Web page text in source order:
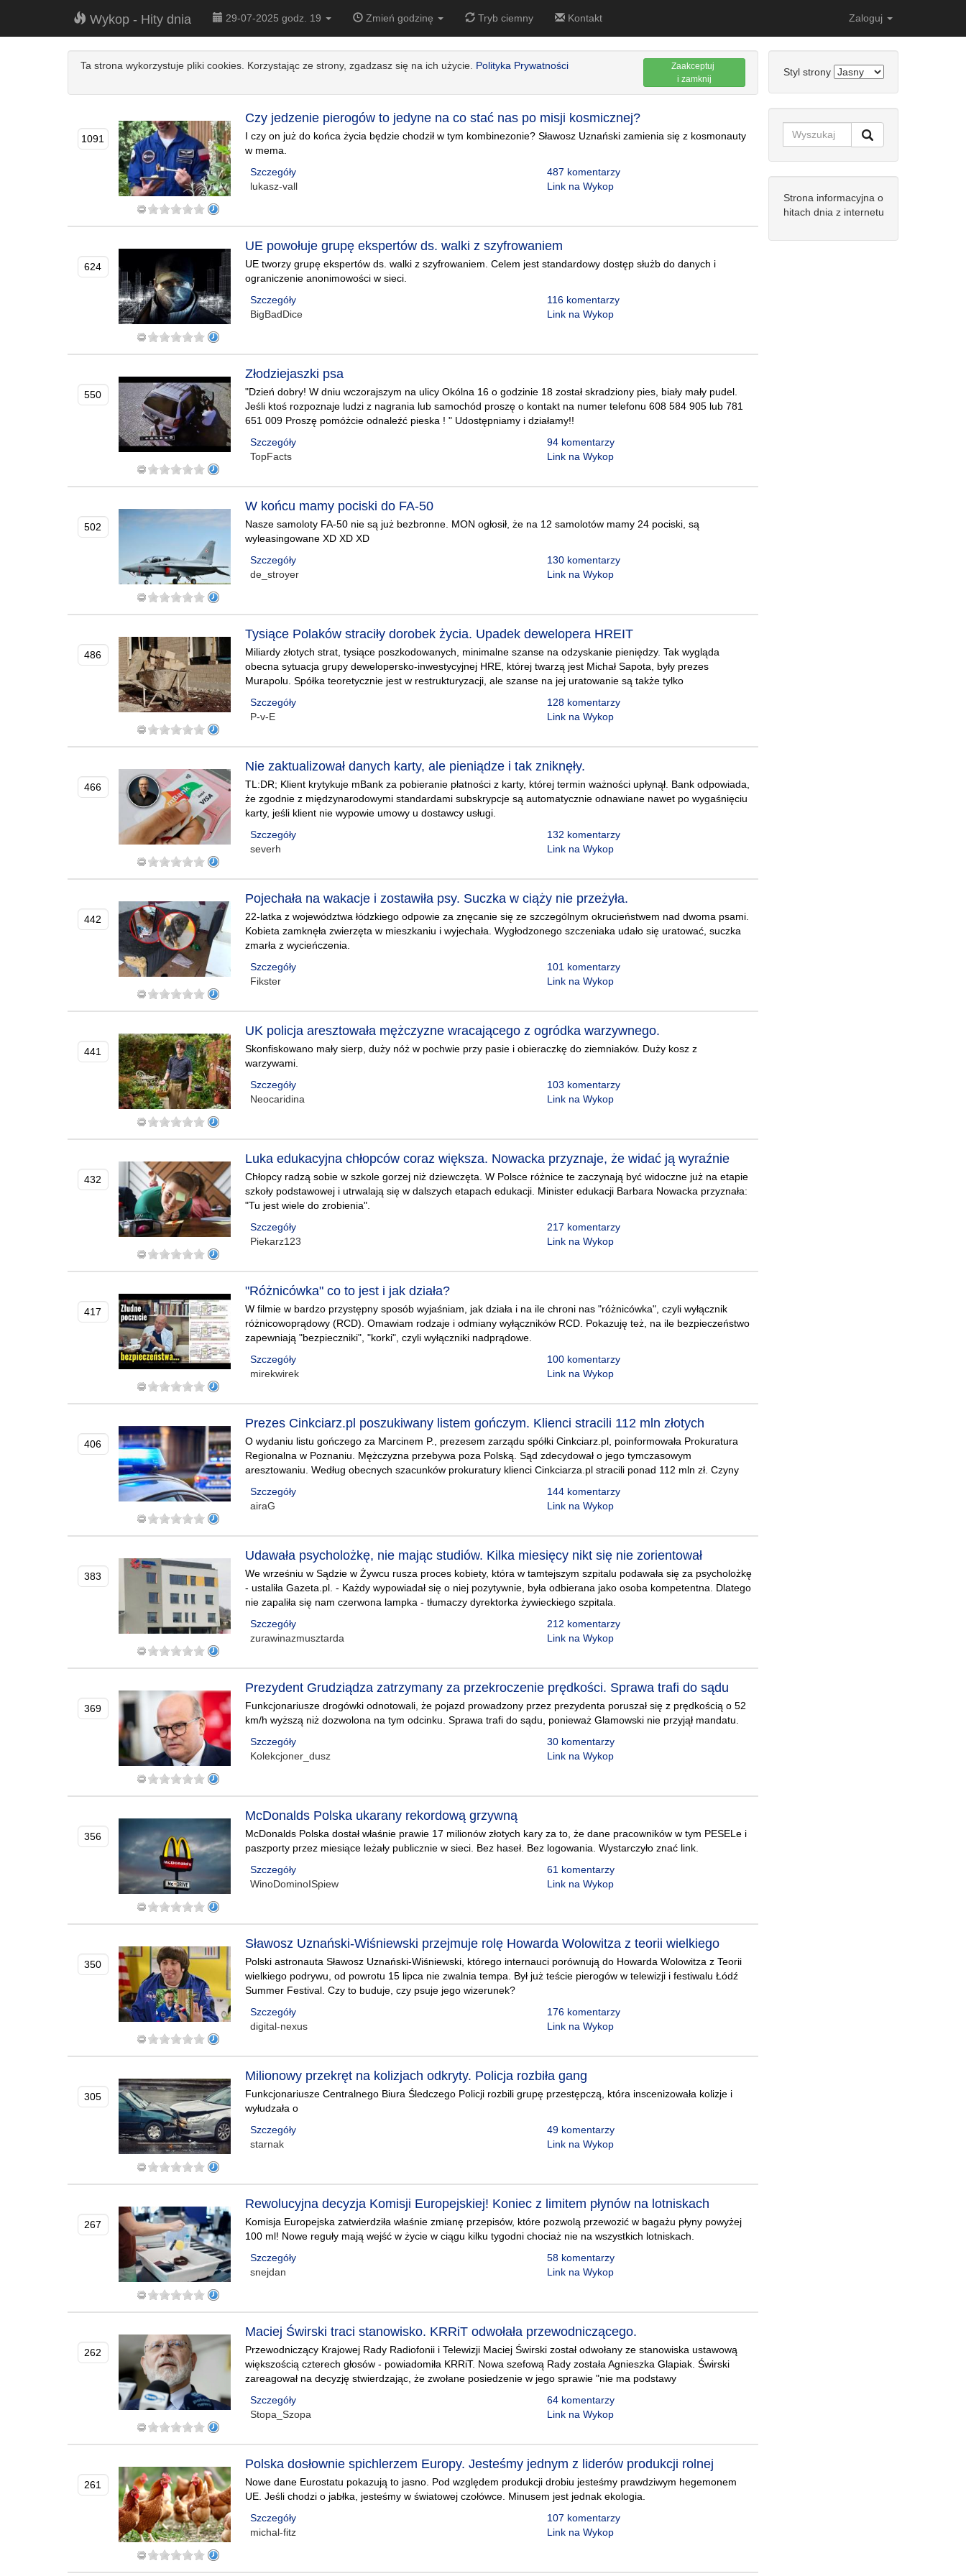
Wykop - Hity dnia 29-07-2025 godz. 19 Zmień godzinę Tryb ciemny Kontakt Zaloguj
Ta strona wykorzystuje pliki cookies. Korzystając ze strony, zgadzasz się na ich użycie. Polityka Prywatności
Zaakceptuj
i zamknij
1091
Czy jedzenie pierogów to jedyne na co stać nas po misji kosmicznej?
I czy on już do końca życia będzie chodził w tym kombinezonie? Sławosz Uznański zamienia się z kosmonauty
w mema.
Szczegóły
lukasz-vall
487 komentarzy
Link na Wykop
624
UE powołuje grupę ekspertów ds. walki z szyfrowaniem
UE tworzy grupę ekspertów ds. walki z szyfrowaniem. Celem jest standardowy dostęp służb do danych i
ograniczenie anonimowości w sieci.
Szczegóły
BigBadDice
116 komentarzy
Link na Wykop
550
Złodziejaszki psa
"Dzień dobry! W dniu wczorajszym na ulicy Okólna 16 o godzinie 18 został skradziony pies, biały mały pudel.
Jeśli ktoś rozpoznaje ludzi z nagrania lub samochód proszę o kontakt na numer telefonu 608 584 905 lub 781
651 009 Proszę pomóżcie odnaleźć pieska ! " Udostępniamy i działamy!!
Szczegóły
TopFacts
94 komentarzy
Link na Wykop
502
W końcu mamy pociski do FA-50
Nasze samoloty FA-50 nie są już bezbronne. MON ogłosił, że na 12 samolotów mamy 24 pociski, są
wyleasingowane XD XD XD
Szczegóły
de_stroyer
130 komentarzy
Link na Wykop
486
Tysiące Polaków straciły dorobek życia. Upadek dewelopera HREIT
Miliardy złotych strat, tysiące poszkodowanych, minimalne szanse na odzyskanie pieniędzy. Tak wygląda
obecna sytuacja grupy dewelopersko-inwestycyjnej HRE, której twarzą jest Michał Sapota, były prezes
Murapolu. Spółka teoretycznie jest w restrukturyzacji, ale szanse na jej uratowanie są także tylko
Szczegóły
P-v-E
128 komentarzy
Link na Wykop
466
Nie zaktualizował danych karty, ale pieniądze i tak zniknęły.
TL:DR; Klient krytykuje mBank za pobieranie płatności z karty, której termin ważności upłynął. Bank odpowiada,
że zgodnie z międzynarodowymi standardami subskrypcje są automatycznie odnawiane nawet po wygaśnięciu
karty, jeśli klient nie wypowie umowy u dostawcy usługi.
Szczegóły
severh
132 komentarzy
Link na Wykop
442
Pojechała na wakacje i zostawiła psy. Suczka w ciąży nie przeżyła.
22-latka z województwa łódzkiego odpowie za znęcanie się ze szczególnym okrucieństwem nad dwoma psami.
Kobieta zamknęła zwierzęta w mieszkaniu i wyjechała. Wygłodzonego szczeniaka udało się uratować, suczka
zmarła z wycieńczenia.
Szczegóły
Fikster
101 komentarzy
Link na Wykop
441
UK policja aresztowała mężczyzne wracającego z ogródka warzywnego.
Skonfiskowano mały sierp, duży nóż w pochwie przy pasie i obieraczkę do ziemniaków. Duży kosz z
warzywami.
Szczegóły
Neocaridina
103 komentarzy
Link na Wykop
432
Luka edukacyjna chłopców coraz większa. Nowacka przyznaje, że widać ją wyraźnie
Chłopcy radzą sobie w szkole gorzej niż dziewczęta. W Polsce różnice te zaczynają być widoczne już na etapie
szkoły podstawowej i utrwalają się w dalszych etapach edukacji. Minister edukacji Barbara Nowacka przyznała:
"Tu jest wiele do zrobienia".
Szczegóły
Piekarz123
217 komentarzy
Link na Wykop
417
"Różnicówka" co to jest i jak działa?
W filmie w bardzo przystępny sposób wyjaśniam, jak działa i na ile chroni nas "różnicówka", czyli wyłącznik
różnicowoprądowy (RCD). Omawiam rodzaje i odmiany wyłączników RCD. Pokazuję też, na ile bezpieczeństwo
zapewniają "bezpieczniki", "korki", czyli wyłączniki nadprądowe.
Szczegóły
mirekwirek
100 komentarzy
Link na Wykop
406
Prezes Cinkciarz.pl poszukiwany listem gończym. Klienci stracili 112 mln złotych
O wydaniu listu gończego za Marcinem P., prezesem zarządu spółki Cinkciarz.pl, poinformowała Prokuratura
Regionalna w Poznaniu. Mężczyzna przebywa poza Polską. Sąd zdecydował o jego tymczasowym
aresztowaniu. Według obecnych szacunków prokuratury klienci Cinkciarza.pl stracili ponad 112 mln zł. Czyny
Szczegóły
airaG
144 komentarzy
Link na Wykop
383
Udawała psycholożkę, nie mając studiów. Kilka miesięcy nikt się nie zorientował
We wrześniu w Sądzie w Żywcu rusza proces kobiety, która w tamtejszym szpitalu podawała się za psycholożkę
- ustaliła Gazeta.pl. - Każdy wypowiadał się o niej pozytywnie, była odbierana jako osoba kompetentna. Dlatego
nie zapaliła się nam czerwona lampka - tłumaczy dyrektorka żywieckiego szpitala.
Szczegóły
zurawinazmusztarda
212 komentarzy
Link na Wykop
369
Prezydent Grudziądza zatrzymany za przekroczenie prędkości. Sprawa trafi do sądu
Funkcjonariusze drogówki odnotowali, że pojazd prowadzony przez prezydenta poruszał się z prędkością o 52
km/h wyższą niż dozwolona na tym odcinku. Sprawa trafi do sądu, ponieważ Glamowski nie przyjął mandatu.
Szczegóły
Kolekcjoner_dusz
30 komentarzy
Link na Wykop
356
McDonalds Polska ukarany rekordową grzywną
McDonalds Polska dostał właśnie prawie 17 milionów złotych kary za to, że dane pracowników w tym PESELe i
paszporty przez miesiące leżały publicznie w sieci. Bez haseł. Bez logowania. Wystarczyło znać link.
Szczegóły
WinoDominoISpiew
61 komentarzy
Link na Wykop
350
Sławosz Uznański-Wiśniewski przejmuje rolę Howarda Wolowitza z teorii wielkiego
Polski astronauta Sławosz Uznański-Wiśniewski, którego internauci porównują do Howarda Wolowitza z Teorii
wielkiego podrywu, od powrotu 15 lipca nie zwalnia tempa. Był już teście pierogów w telewizji i festiwalu Łódź
Summer Festival. Czy to buduje, czy psuje jego wizerunek?
Szczegóły
digital-nexus
176 komentarzy
Link na Wykop
305
Milionowy przekręt na kolizjach odkryty. Policja rozbiła gang
Funkcjonariusze Centralnego Biura Śledczego Policji rozbili grupę przestępczą, która inscenizowała kolizje i
wyłudzała o
Szczegóły
starnak
49 komentarzy
Link na Wykop
267
Rewolucyjna decyzja Komisji Europejskiej! Koniec z limitem płynów na lotniskach
Komisja Europejska zatwierdziła właśnie zmianę przepisów, które pozwolą przewozić w bagażu płyny powyżej
100 ml! Nowe reguły mają wejść w życie w ciągu kilku tygodni chociaż nie na wszystkich lotniskach.
Szczegóły
snejdan
58 komentarzy
Link na Wykop
262
Maciej Świrski traci stanowisko. KRRiT odwołała przewodniczącego.
Przewodniczący Krajowej Rady Radiofonii i Telewizji Maciej Świrski został odwołany ze stanowiska ustawową
większością czterech głosów - powiadomiła KRRiT. Nowa szefową Rady została Agnieszka Glapiak. Świrski
zareagował na decyzję stwierdzając, że zwołane posiedzenie w jego sprawie "nie ma podstawy
Szczegóły
Stopa_Szopa
64 komentarzy
Link na Wykop
261
Polska dosłownie spichlerzem Europy. Jesteśmy jednym z liderów produkcji rolnej
Nowe dane Eurostatu pokazują to jasno. Pod względem produkcji drobiu jesteśmy prawdziwym hegemonem
UE. Jeśli chodzi o jabłka, jesteśmy w światowej czołówce. Minusem jest jednak ekologia.
Szczegóły
michal-fitz
107 komentarzy
Link na Wykop
Styl strony
Strona informacyjna o
hitach dnia z internetu